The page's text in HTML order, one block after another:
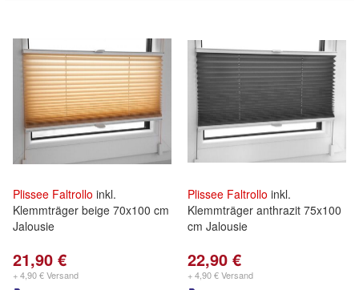
Plissee Faltrollo inkl.
Klemmträger beige 70x100 cm
Jalousie
21,90 €
+ 4,90 € Versand
Plissee Faltrollo inkl.
Klemmträger anthrazit 75x100
cm Jalousie
22,90 €
+ 4,90 € Versand